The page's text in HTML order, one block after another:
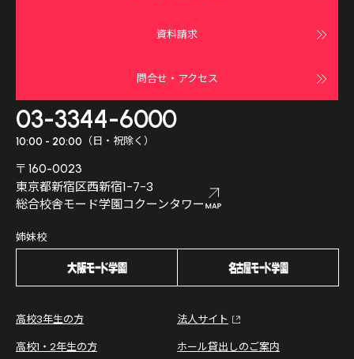
資料請求
問合せ・アクセス
03-3344-6000
10:00 - 20:00 （日・祝除く）
〒160-0023
東京都新宿区西新宿1-7-3
総合校舎モード学園コクーンタワー
姉妹校
高校3年生の方
高校1・2年生の方
法人サイト
ホール貸出しのご案内